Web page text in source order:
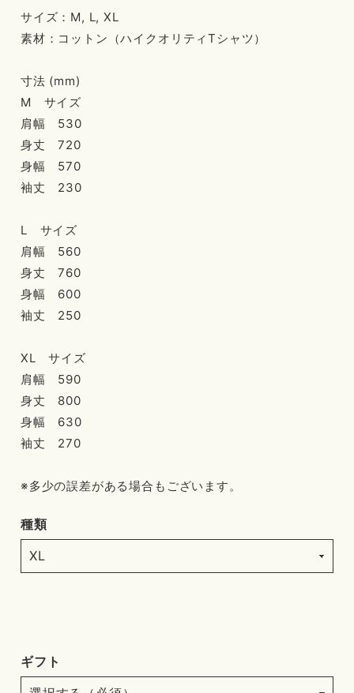
サイズ：M, L, XL
素材：コットン（ハイクオリティTシャツ）
寸法 (mm)
M サイズ
肩幅 530
身丈 720
身幅 570
袖丈 230
L サイズ
肩幅 560
身丈 760
身幅 600
袖丈 250
XL サイズ
肩幅 590
身丈 800
身幅 630
袖丈 270
※多少の誤差がある場合もございます。
種類
ギフト